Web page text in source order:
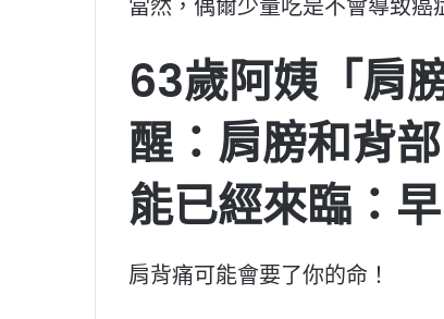
當然，偶爾少量吃是不會導致癌
63歲阿姨「肩
醒：肩膀和背
能已經來臨：
肩背痛可能會要了你的命！